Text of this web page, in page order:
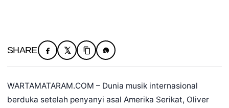
SHARE
WARTAMATARAM.COM – Dunia musik internasional
berduka setelah penyanyi asal Amerika Serikat, Oliver